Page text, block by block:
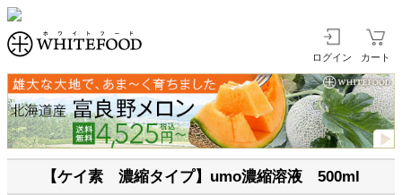
ログイン カート
【ケイ素 濃縮タイプ】umo濃縮溶液 500ml